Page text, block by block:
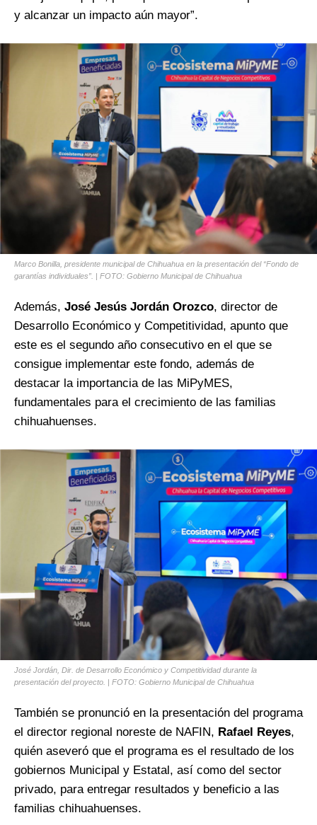
y alcanzar un impacto aún mayor”.
Marco Bonilla, presidente municipal de Chihuahua en la presentación del “Fondo de
garantías individuales”. | FOTO: Gobierno Municipal de Chihuahua
Además, José Jesús Jordán Orozco, director de
Desarrollo Económico y Competitividad, apunto que
este es el segundo año consecutivo en el que se
consigue implementar este fondo, además de
destacar la importancia de las MiPyMES,
fundamentales para el crecimiento de las familias
chihuahuenses.
José Jordán, Dir. de Desarrollo Económico y Competitividad durante la
presentación del proyecto. | FOTO: Gobierno Municipal de Chihuahua
También se pronunció en la presentación del programa
el director regional noreste de NAFIN, Rafael Reyes,
quién aseveró que el programa es el resultado de los
gobiernos Municipal y Estatal, así como del sector
privado, para entregar resultados y beneficio a las
familias chihuahuenses.